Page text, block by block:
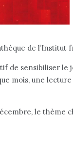
de l’Institut
de sensibiliser le
mois, une
le thème